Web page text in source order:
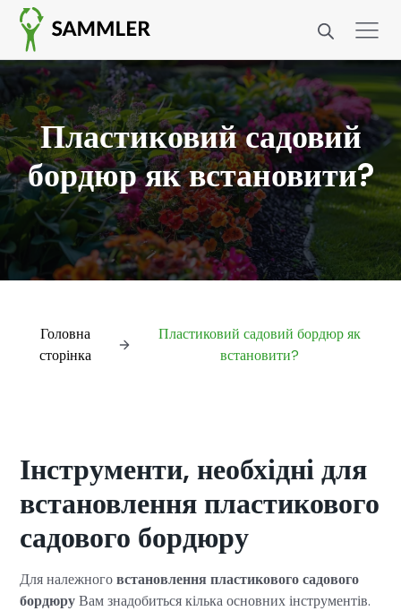
Пластиковий садовий
бордюр як встановити?
Головна
сторінка
Пластиковий садовий бордюр як
встановити?
Інструменти, необхідні для
встановлення пластикового
садового бордюру
Для належноговстановлення пластикового садового
бордюруВам знадобиться кілька основних інструментів.